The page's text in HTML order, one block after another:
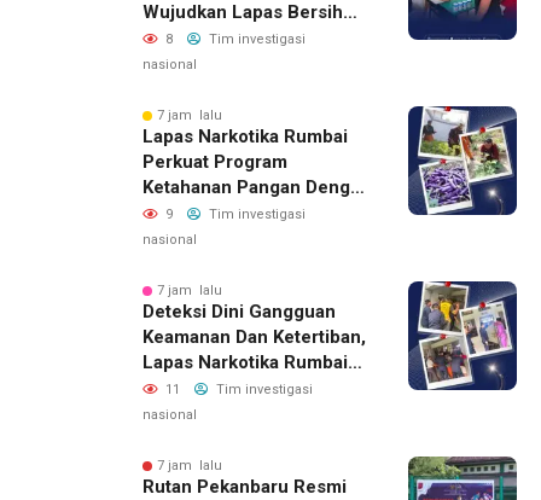
Wujudkan Lapas Bersih
Dari Narkoba
8
Tim investigasi
nasional
7 jam lalu
Lapas Narkotika Rumbai
Perkuat Program
Ketahanan Pangan Dengan
Memanen Terong
9
Tim investigasi
nasional
7 jam lalu
Deteksi Dini Gangguan
Keamanan Dan Ketertiban,
Lapas Narkotika Rumbai
Gelar Razia Rutin Blok
Hunian
11
Tim investigasi
nasional
7 jam lalu
Rutan Pekanbaru Resmi